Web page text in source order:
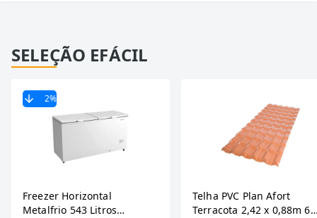
SELEÇÃO EFÁCIL
2%
Freezer Horizontal
Metalfrio 543 Litros
Telha PVC Plan Afort
Terracota 2,42 x 0,88m 6